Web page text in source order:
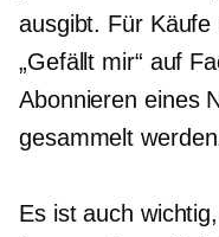
ausgibt. Für
„Gefällt mir“ auf
Abonnieren eines
gesammelt
Es ist auch